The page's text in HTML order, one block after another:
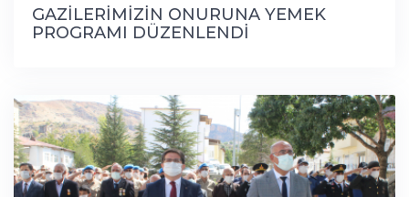
GAZİLERİMİZİN ONURUNA YEMEK
PROGRAMI DÜZENLENDİ